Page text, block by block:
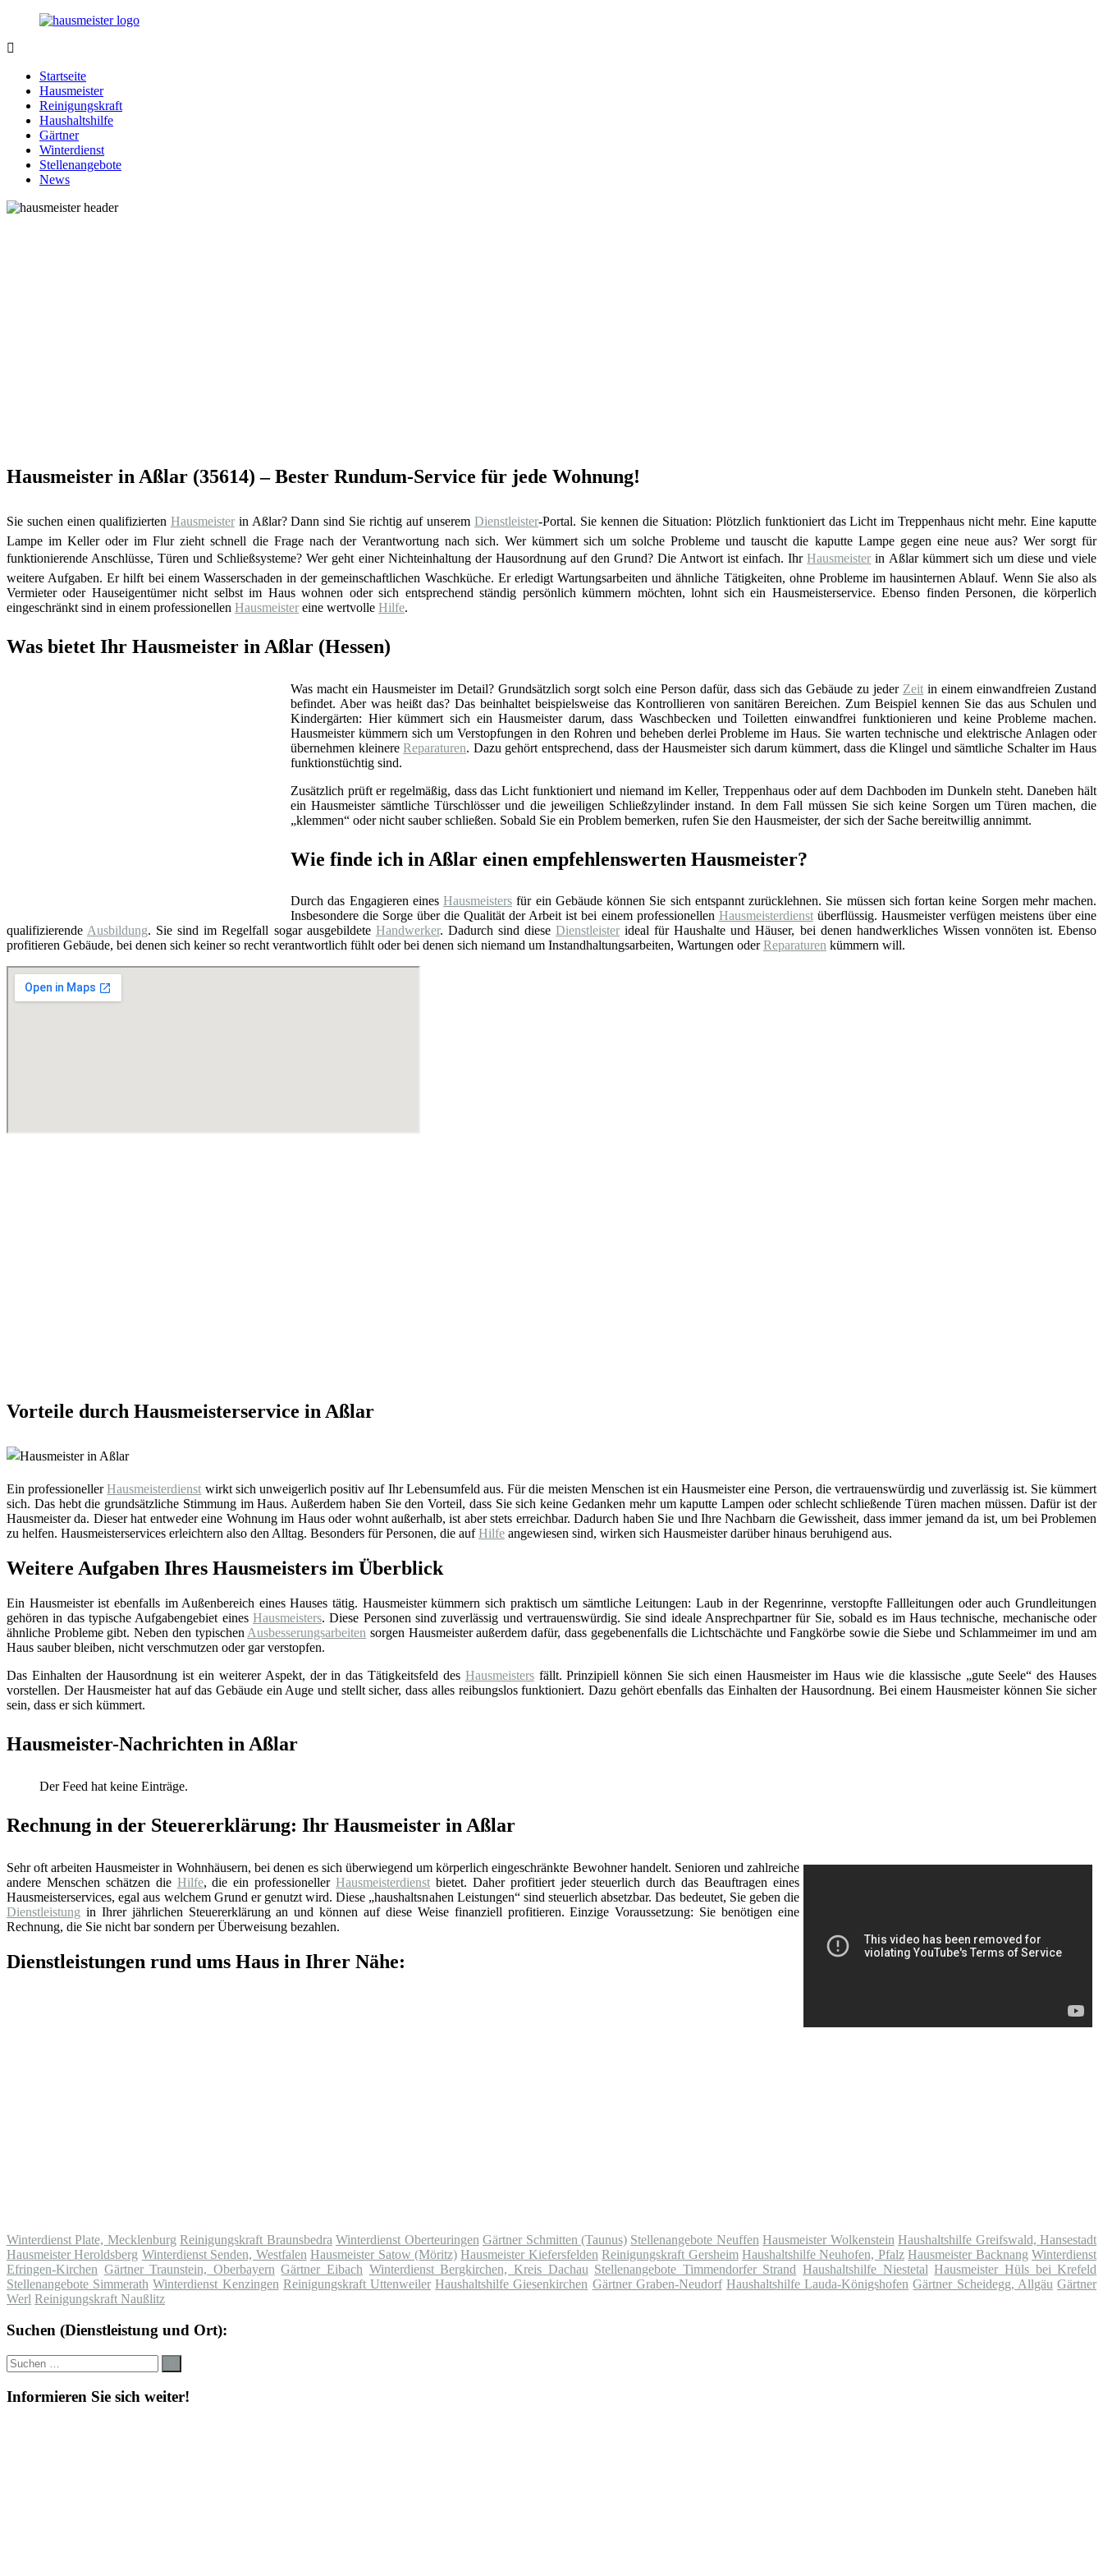
Zurück
Inhalt
Hausmeister.de
rund
Ihren
Haushalt
Startseite
Hausmeister
Reinigungskraft
Haushaltshilfe
Gärtner
Winterdienst
Stellenangebote
News
Hausmeister in Aßlar (35614) – Bester Rundum-Service für jede Wohnung!
Sie suchen einen qualifizierten Hausmeisterin Aßlar? Dann sind Sie richtig auf unseremDienstleister-Portal. Sie kennen die Situation: Plötzlich funktioniert das Licht im Treppenhaus nicht mehr. Eine kaputte
Lampe im Keller oder im Flur zieht schnell die Frage nach der Verantwortung nach sich. Wer kümmert sich um solche Probleme und tauscht die kaputte Lampe gegen eine neue aus? Wer sorgt für
funktionierende Anschlüsse, Türen und Schließsysteme? Wer geht einer Nichteinhaltung der Hausordnung auf den Grund? Die Antwort ist einfach. IhrHausmeister in Aßlar kümmert sich um diese und viele
weitere Aufgaben. Er hilft bei einem Wasserschaden in der gemeinschaftlichen Waschküche. Er erledigt Wartungsarbeiten und ähnliche Tätigkeiten, ohne Probleme im hausinternen Ablauf. Wenn Sie also als
Vermieter oder Hauseigentümer nicht selbst im Haus wohnen oder sich entsprechend ständig persönlich kümmern möchten, lohnt sich ein Hausmeisterservice. Ebenso finden Personen, die körperlich
eingeschränkt sind in einem professionellen Hausmeister eine wertvolle Hilfe.
Was bietet Ihr Hausmeister in Aßlar (Hessen)
Was macht ein Hausmeister im Detail? Grundsätzlich sorgt solch eine Person dafür, dass sich das Gebäude zu jeder Zeit in einem einwandfreien Zustand
befindet. Aber was heißt das? Das beinhaltet beispielsweise das Kontrollieren von sanitären Bereichen. Zum Beispiel kennen Sie das aus Schulen und
Kindergärten: Hier kümmert sich ein Hausmeister darum, dass Waschbecken und Toiletten einwandfrei funktionieren und keine Probleme machen.
Hausmeister kümmern sich um Verstopfungen in den Rohren und beheben derlei Probleme im Haus. Sie warten technische und elektrische Anlagen oder
übernehmen kleinereReparaturen. Dazu gehört entsprechend, dass der Hausmeister sich darum kümmert, dass die Klingel und sämtliche Schalter im Haus
funktionstüchtig sind.
Zusätzlich prüft er regelmäßig, dass das Licht funktioniert und niemand im Keller, Treppenhaus oder auf dem Dachboden im Dunkeln steht. Daneben hält
ein Hausmeister sämtliche Türschlösser und die jeweiligen Schließzylinder instand. In dem Fall müssen Sie sich keine Sorgen um Türen machen, die
„klemmen“ oder nicht sauber schließen. Sobald Sie ein Problem bemerken, rufen Sie den Hausmeister, der sich der Sache bereitwillig annimmt.
Wie finde ich in Aßlar einen empfehlenswerten Hausmeister?
Durch das Engagieren eines Hausmeisters für ein Gebäude können Sie sich entspannt zurücklehnen. Sie müssen sich fortan keine Sorgen mehr machen.
Insbesondere die Sorge über die Qualität der Arbeit ist bei einem professionellen Hausmeisterdienstüberflüssig. Hausmeister verfügen meistens über eine
qualifizierendeAusbildung. Sie sind im Regelfall sogar ausgebildete Handwerker. Dadurch sind dieseDienstleister ideal für Haushalte und Häuser, bei denen handwerkliches Wissen vonnöten ist. Ebenso
profitieren Gebäude, bei denen sich keiner so recht verantwortlich fühlt oder bei denen sich niemand um Instandhaltungsarbeiten, Wartungen oderReparaturen kümmern will.
Vorteile durch Hausmeisterservice in Aßlar
Ein professionellerHausmeisterdienst wirkt sich unweigerlich positiv auf Ihr Lebensumfeld aus. Für die meisten Menschen ist ein Hausmeister eine Person, die vertrauenswürdig und zuverlässig ist. Sie kümmert
sich. Das hebt die grundsätzliche Stimmung im Haus. Außerdem haben Sie den Vorteil, dass Sie sich keine Gedanken mehr um kaputte Lampen oder schlecht schließende Türen machen müssen. Dafür ist der
Hausmeister da. Dieser hat entweder eine Wohnung im Haus oder wohnt außerhalb, ist aber stets erreichbar. Dadurch haben Sie und Ihre Nachbarn die Gewissheit, dass immer jemand da ist, um bei Problemen
zu helfen. Hausmeisterservices erleichtern also den Alltag. Besonders für Personen, die aufHilfe angewiesen sind, wirken sich Hausmeister darüber hinaus beruhigend aus.
Weitere Aufgaben Ihres Hausmeisters im Überblick
Ein Hausmeister ist ebenfalls im Außenbereich eines Hauses tätig. Hausmeister kümmern sich praktisch um sämtliche Leitungen: Laub in der Regenrinne, verstopfte Fallleitungen oder auch Grundleitungen
gehören in das typische Aufgabengebiet eines Hausmeisters. Diese Personen sind zuverlässig und vertrauenswürdig. Sie sind ideale Ansprechpartner für Sie, sobald es im Haus technische, mechanische oder
ähnliche Probleme gibt. Neben den typischen Ausbesserungsarbeiten sorgen Hausmeister außerdem dafür, dass gegebenenfalls die Lichtschächte und Fangkörbe sowie die Siebe und Schlammeimer im und am
Haus sauber bleiben, nicht verschmutzen oder gar verstopfen.
Das Einhalten der Hausordnung ist ein weiterer Aspekt, der in das Tätigkeitsfeld des Hausmeistersfällt. Prinzipiell können Sie sich einen Hausmeister im Haus wie die klassische „gute Seele“ des Hauses
vorstellen. Der Hausmeister hat auf das Gebäude ein Auge und stellt sicher, dass alles reibungslos funktioniert. Dazu gehört ebenfalls das Einhalten der Hausordnung. Bei einem Hausmeister können Sie sicher
sein, dass er sich kümmert.
Hausmeister-Nachrichten in Aßlar
Der Feed hat keine Einträge.
Rechnung in der Steuererklärung: Ihr Hausmeister in Aßlar
Sehr oft arbeiten Hausmeister in Wohnhäusern, bei denen es sich überwiegend um körperlich eingeschränkte Bewohner handelt. Senioren und zahlreiche
andere Menschen schätzen die Hilfe, die ein professionellerHausmeisterdienst bietet. Daher profitiert jeder steuerlich durch das Beauftragen eines
Hausmeisterservices, egal aus welchem Grund er genutzt wird. Diese „haushaltsnahen Leistungen“ sind steuerlich absetzbar. Das bedeutet, Sie geben die
Dienstleistung in Ihrer jährlichen Steuererklärung an und können auf diese Weise finanziell profitieren. Einzige Voraussetzung: Sie benötigen eine
Rechnung, die Sie nicht bar sondern per Überweisung bezahlen.
Dienstleistungen rund ums Haus in Ihrer Nähe:
Winterdienst Plate, Mecklenburg Reinigungskraft Braunsbedra Winterdienst Oberteuringen Gärtner Schmitten (Taunus) Stellenangebote Neuffen Hausmeister Wolkenstein Haushaltshilfe Greifswald, Hansestadt
Hausmeister Heroldsberg Winterdienst Senden, Westfalen Hausmeister Satow (Möritz) Hausmeister Kiefersfelden Reinigungskraft Gersheim Haushaltshilfe Neuhofen, Pfalz Hausmeister Backnang Winterdienst
Efringen-Kirchen Gärtner Traunstein, Oberbayern Gärtner Eibach Winterdienst Bergkirchen, Kreis Dachau Stellenangebote Timmendorfer Strand Haushaltshilfe Niestetal Hausmeister Hüls bei Krefeld
Stellenangebote Simmerath Winterdienst Kenzingen Reinigungskraft Uttenweiler Haushaltshilfe Giesenkirchen Gärtner Graben-Neudorf Haushaltshilfe Lauda-Königshofen Gärtner Scheidegg, Allgäu Gärtner
Werl Reinigungskraft Naußlitz
Suchen (Dienstleistung und Ort):
Suche
nach:
Informieren Sie sich weiter!